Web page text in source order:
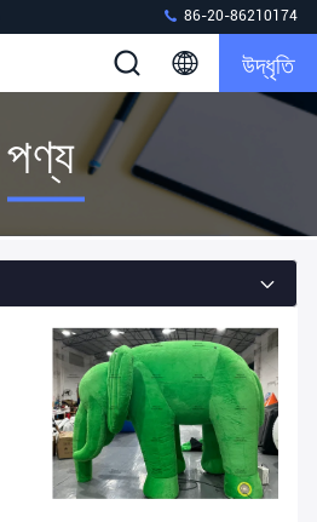
86-20-86210174
উদ্ধৃতি
পণ্য